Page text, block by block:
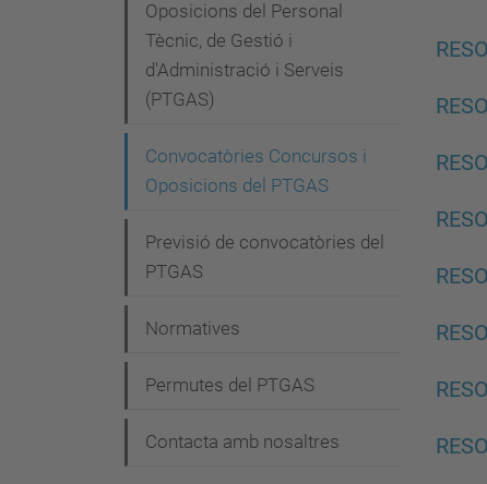
i
Oposicions del Personal
Tècnic, de Gestió i
d'Administració i Serveis
(PTGAS)
Convocatòries Concursos i
Oposicions del PTGAS
Previsió de convocatòries del
PTGAS
Normatives
Permutes del PTGAS
Contacta amb nosaltres